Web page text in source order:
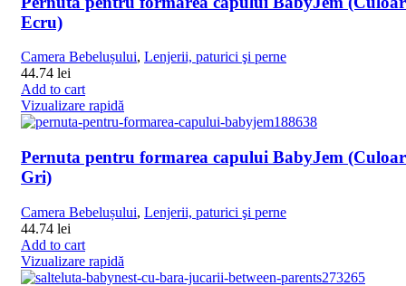
Ecru)
Camera Bebelușului, Lenjerii, paturici şi perne
44.74 lei
Add to cart
Vizualizare rapidă
Pernuta pentru formarea capului BabyJem
Gri)
Camera Bebelușului, Lenjerii, paturici şi perne
44.74 lei
Add to cart
Vizualizare rapidă